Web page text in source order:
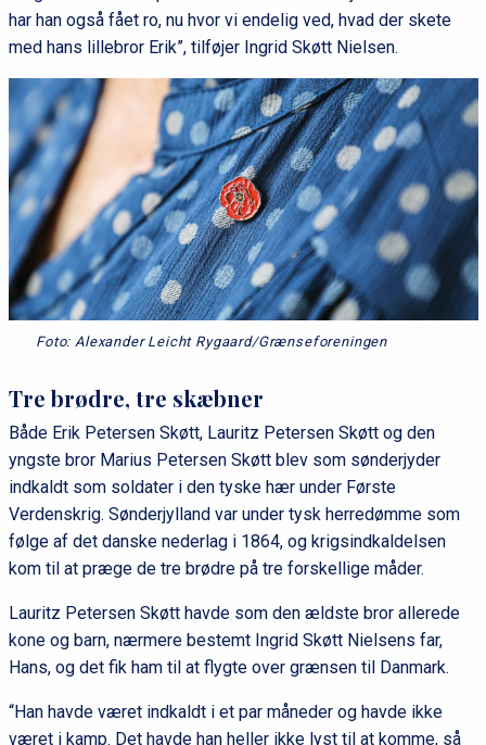
har han også fået ro, nu hvor vi endelig ved, hvad der skete
med hans lillebror Erik”, tilføjer Ingrid Skøtt Nielsen.
Foto: Alexander Leicht Rygaard/Grænseforeningen
Tre brødre, tre skæbner
Både Erik Petersen Skøtt, Lauritz Petersen Skøtt og den
yngste bror Marius Petersen Skøtt blev som sønderjyder
indkaldt som soldater i den tyske hær under Første
Verdenskrig. Sønderjylland var under tysk herredømme som
følge af det danske nederlag i 1864, og krigsindkaldelsen
kom til at præge de tre brødre på tre forskellige måder.
Lauritz Petersen Skøtt havde som den ældste bror allerede
kone og barn, nærmere bestemt Ingrid Skøtt Nielsens far,
Hans, og det fik ham til at flygte over grænsen til Danmark.
“Han havde været indkaldt i et par måneder og havde ikke
været i kamp. Det havde han heller ikke lyst til at komme, så